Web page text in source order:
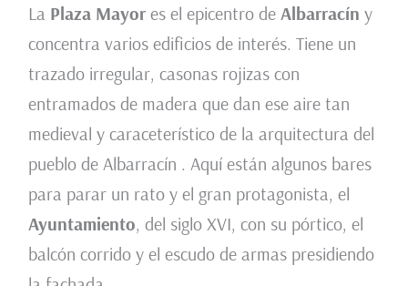
La Plaza Mayores el epicentro de Albarracín y
concentra varios edificios de interés. Tiene un
trazado irregular, casonas rojizas con
entramados de madera que dan ese aire tan
medieval y caraceterístico de la arquitectura del
pueblo de Albarracín . Aquí están algunos bares
para parar un rato y el gran protagonista, el
Ayuntamiento, del siglo XVI, con su pórtico, el
balcón corrido y el escudo de armas presidiendo